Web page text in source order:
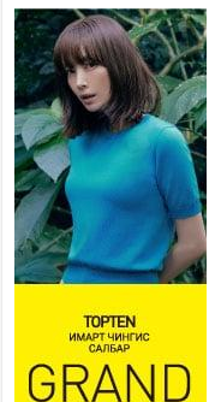
төслийн
барилгын
2026 оны 7 сар 20 / 17 цаг 17
Мопед,
адилтгах
тээврийн
дарга захирамж гаргалаа
2026 оны 7 сар 20 / 17 цаг 11
Төв цэвэрлэх
тонн хатуу хог хаягдал ирж
2026 оны 7 сар 20 / 12 цаг 06
“Эхийн алдар” одонгийн
хөнгөрүүллээ